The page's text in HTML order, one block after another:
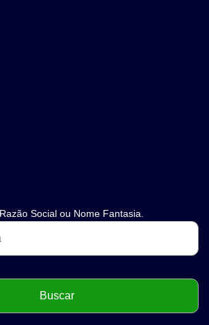
Social ou Nome Fantasia.